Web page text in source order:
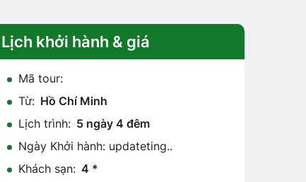
Lịch khởi hành & giá
Mã tour:
Từ: Hồ Chí Minh
Lịch trình: 5 ngày 4 đêm
Ngày Khởi hành: updateting..
Khách sạn: 4 *